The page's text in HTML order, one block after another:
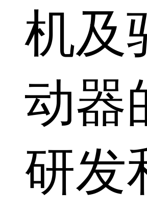
机及
动器
研发